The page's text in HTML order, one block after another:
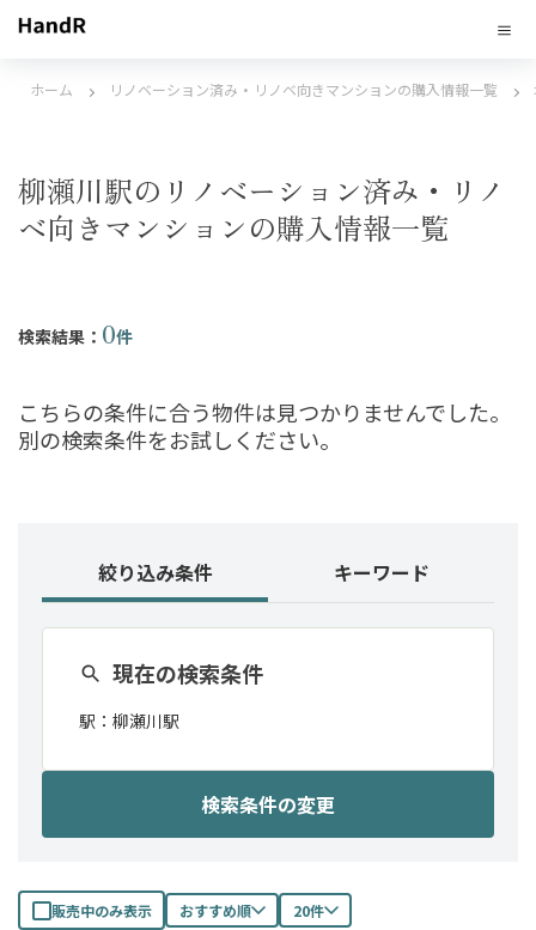
ホーム リノベーション済み・リノベ向きマンションの購入情報一覧
柳瀬川駅のリノベーション済み・リノ
ベ向きマンションの購入情報一覧
検索結果： 0件
こちらの条件に合う物件は見つかりませんでした。
別の検索条件をお試しください。
絞り込み条件 キーワード
現在の検索条件
駅： 柳瀬川駅
検索条件の変更
販売中のみ表示 おすすめ順 20件